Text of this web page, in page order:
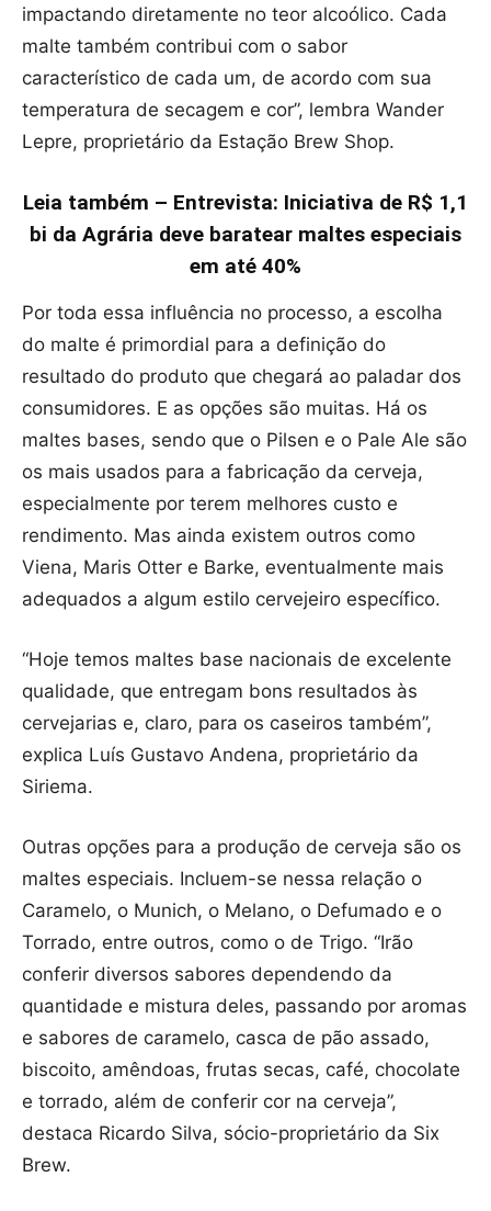
impactando diretamente no teor alcoólico. Cada
malte também contribui com o sabor
característico de cada um, de acordo com sua
temperatura de secagem e cor”, lembra Wander
Lepre, proprietário da Estação Brew Shop.
Leia também – Entrevista: Iniciativa de R$ 1,1
bi da Agrária deve baratear maltes especiais
em até 40%
Por toda essa influência no processo, a escolha
do malte é primordial para a definição do
resultado do produto que chegará ao paladar dos
consumidores. E as opções são muitas. Há os
maltes bases, sendo que o Pilsen e o Pale Ale são
os mais usados para a fabricação da cerveja,
especialmente por terem melhores custo e
rendimento. Mas ainda existem outros como
Viena, Maris Otter e Barke, eventualmente mais
adequados a algum estilo cervejeiro específico.
“Hoje temos maltes base nacionais de excelente
qualidade, que entregam bons resultados às
cervejarias e, claro, para os caseiros também”,
explica Luís Gustavo Andena, proprietário da
Siriema.
Outras opções para a produção de cerveja são os
maltes especiais. Incluem-se nessa relação o
Caramelo, o Munich, o Melano, o Defumado e o
Torrado, entre outros, como o de Trigo. “Irão
conferir diversos sabores dependendo da
quantidade e mistura deles, passando por aromas
e sabores de caramelo, casca de pão assado,
biscoito, amêndoas, frutas secas, café, chocolate
e torrado, além de conferir cor na cerveja”,
destaca Ricardo Silva, sócio-proprietário da Six
Brew.